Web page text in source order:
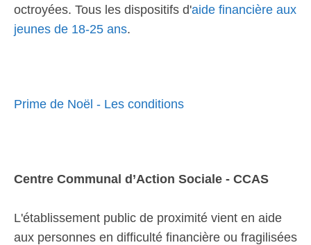
octroyées. Tous les dispositifs d'aide financière aux
jeunes de 18-25 ans.
Prime de Noël - Les conditions
Centre Communal d’Action Sociale - CCAS
L'établissement public de proximité vient en aide
aux personnes en difficulté financière ou fragilisées